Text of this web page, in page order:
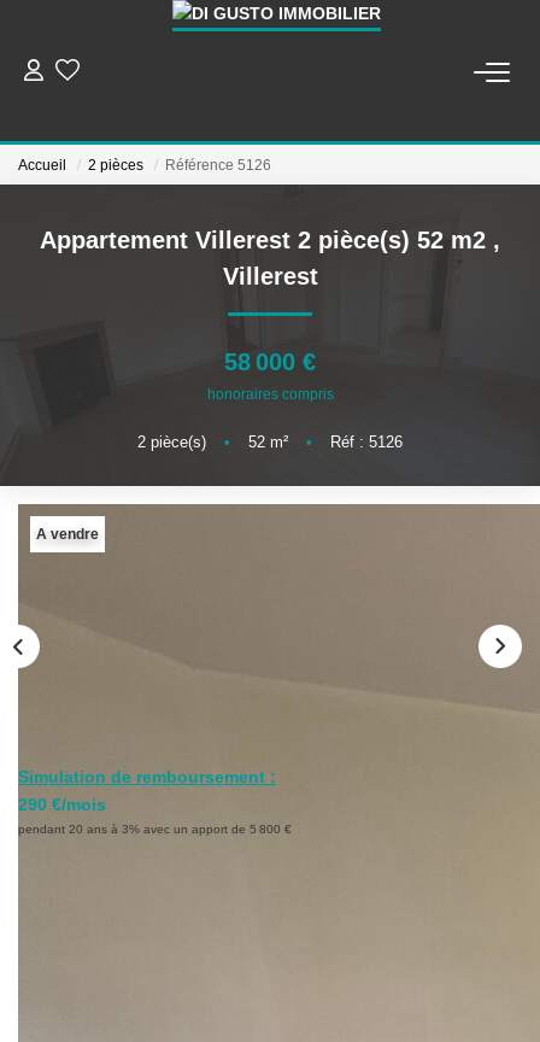
BIENS VENDUS
Qui Sommes-Nous
Accueil 2 pièces Référence 5126
Appartement Villerest 2 pièce(s) 52 m2 ,
Villerest
58 000 €
honoraires compris
2 pièce(s) • 52 m² • Réf : 5126
A vendre
Simulation de remboursement :
290 €/mois
pendant 20 ans à 3% avec un apport de 5 800 €